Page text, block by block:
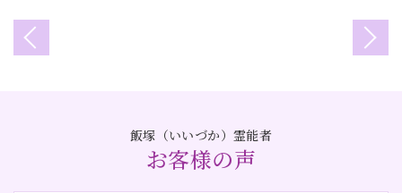
飯塚（いいづか）霊能者
お客様の声